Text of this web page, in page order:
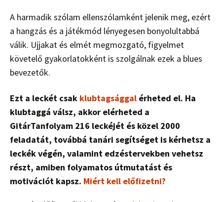
A harmadik szólam ellenszólamként jelenik meg, ezért
a hangzás és a játékmód lényegesen bonyolultabbá
válik. Ujjakat és elmét megmozgató, figyelmet
követelő gyakorlatokként is szolgálnak ezek a blues
bevezetők.
Ezt a leckét csak klubtagsággal érheted el. Ha
klubtaggá válsz, akkor elérheted a
GitárTanfolyam 216 leckéjét és közel 2000
feladatát, továbbá tanári segítséget is kérhetsz a
leckék végén, valamint edzéstervekben vehetsz
részt, amiben folyamatos útmutatást és
motivációt kapsz. Miért kell előfizetni?